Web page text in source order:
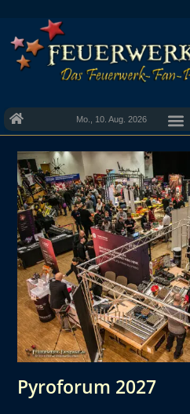
Mo., 10. Aug. 2026
Pyroforum 2027